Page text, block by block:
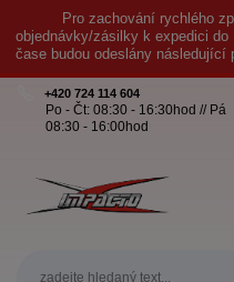
Pro zachování rychlého
objednávky/zásilky k expedici
čase budou odeslány následující
+420 724 114 604
Po - Čt: 08:30 - 16:30hod // Pá
08:30 - 16:00hod